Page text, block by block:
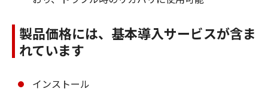
製品価格には、基本導入サービスが含ま
れています
インストール